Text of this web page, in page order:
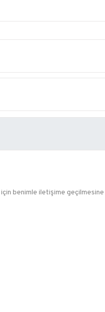
için benimle iletişime geçilmesine